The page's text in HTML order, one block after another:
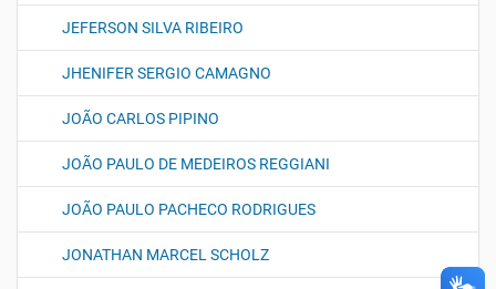
JEFERSON SILVA RIBEIRO
JHENIFER SERGIO CAMAGNO
JOÃO CARLOS PIPINO
JOÃO PAULO DE MEDEIROS REGGIANI
JOÃO PAULO PACHECO RODRIGUES
JONATHAN MARCEL SCHOLZ